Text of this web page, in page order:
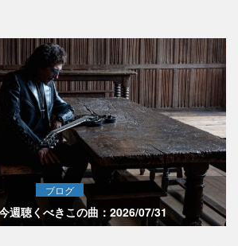
ブログ
週聴くべきこの曲：2026/07/31